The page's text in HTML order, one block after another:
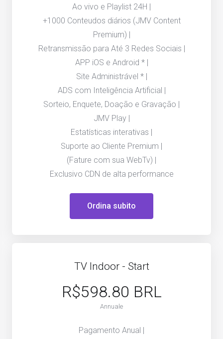
Ao vivo e Playlist 24H |
+1000 Conteudos diários (JMV Content
Premium) |
Retransmissão para Até 3 Redes Sociais |
APP iOS e Android * |
Site Administrável * |
ADS com Inteligência Artificial |
Sorteio, Enquete, Doação e Gravação |
JMV Play |
Estatísticas interativas |
Suporte ao Cliente Premium |
(Fature com sua WebTv) |
Exclusivo CDN de alta performance
Ordina subito
TV Indoor - Start
R$598.80 BRL
Annuale
Pagamento Anual |